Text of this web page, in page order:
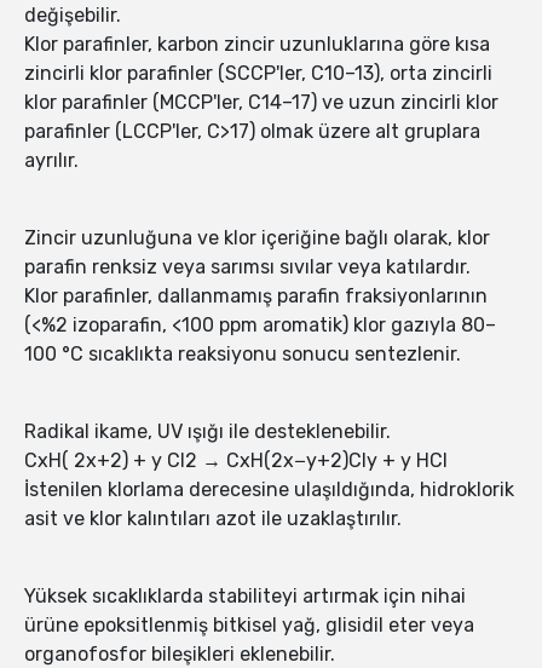
değişebilir.
Klor parafinler, karbon zincir uzunluklarına göre kısa
zincirli klor parafinler (SCCP'ler, C10–13), orta zincirli
klor parafinler (MCCP'ler, C14–17) ve uzun zincirli klor
parafinler (LCCP'ler, C>17) olmak üzere alt gruplara
ayrılır.
Zincir uzunluğuna ve klor içeriğine bağlı olarak, klor
parafin renksiz veya sarımsı sıvılar veya katılardır.
Klor parafinler, dallanmamış parafin fraksiyonlarının
(<%2 izoparafin, <100 ppm aromatik) klor gazıyla 80–
100 °C sıcaklıkta reaksiyonu sonucu sentezlenir.
Radikal ikame, UV ışığı ile desteklenebilir.
CxH( 2x+2) + y Cl2 → CxH(2x−y+2)Cly + y HCl
İstenilen klorlama derecesine ulaşıldığında, hidroklorik
asit ve klor kalıntıları azot ile uzaklaştırılır.
Yüksek sıcaklıklarda stabiliteyi artırmak için nihai
ürüne epoksitlenmiş bitkisel yağ, glisidil eter veya
organofosfor bileşikleri eklenebilir.